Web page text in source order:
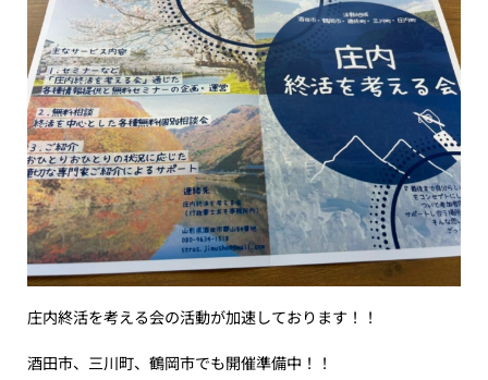
庄内終活を考える会の活動が加速しております！！
酒田市、三川町、鶴岡市でも開催準備中！！